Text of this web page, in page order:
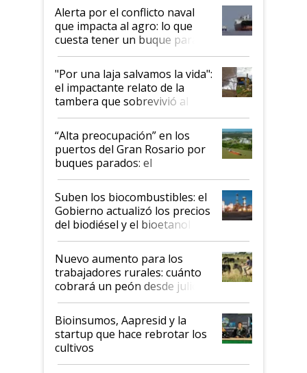
Alerta por el conflicto naval
que impacta al agro: lo que
cuesta tener un buque parado
y el peligro de que Argentina
pase a ser "país sucio"
"Por una laja salvamos la vida":
el impactante relato de la
tambera que sobrevivió al
tornado
“Alta preocupación” en los
puertos del Gran Rosario por
buques parados: el
funcionamiento de las
exportadoras en tensión tras
la medida de fuerza de los
prácticos
Suben los biocombustibles: el
Gobierno actualizó los precios
del biodiésel y el bioetanol
Nuevo aumento para los
trabajadores rurales: cuánto
cobrará un peón desde julio
Bioinsumos, Aapresid y la
startup que hace rebrotar los
cultivos